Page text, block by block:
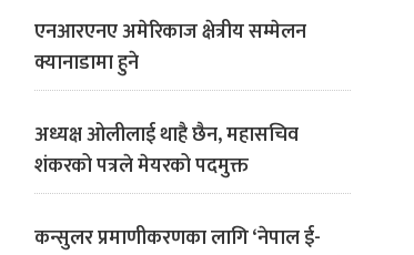
एनआरएनए अमेरिकाज क्षेत्रीय सम्मेलन
क्यानाडामा हुने
अध्यक्ष ओलीलाई थाहै छैन, महासचिव
शंकरको पत्रले मेयरको पदमुक्त
कन्सुलर प्रमाणीकरणका लागि ‘नेपाल ई-